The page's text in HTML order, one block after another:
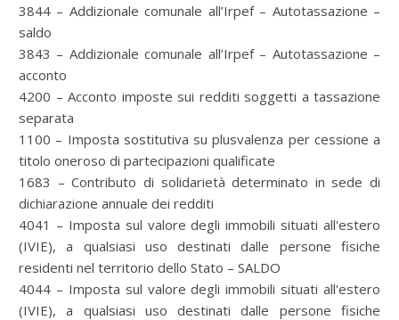
3844 – Addizionale comunale all’Irpef – Autotassazione –
saldo
3843 – Addizionale comunale all’Irpef – Autotassazione –
acconto
4200 – Acconto imposte sui redditi soggetti a tassazione
separata
1100 – Imposta sostitutiva su plusvalenza per cessione a
titolo oneroso di partecipazioni qualificate
1683 – Contributo di solidarietà determinato in sede di
dichiarazione annuale dei redditi
4041 – Imposta sul valore degli immobili situati all'estero
(IVIE), a qualsiasi uso destinati dalle persone fisiche
residenti nel territorio dello Stato – SALDO
4044 – Imposta sul valore degli immobili situati all'estero
(IVIE), a qualsiasi uso destinati dalle persone fisiche